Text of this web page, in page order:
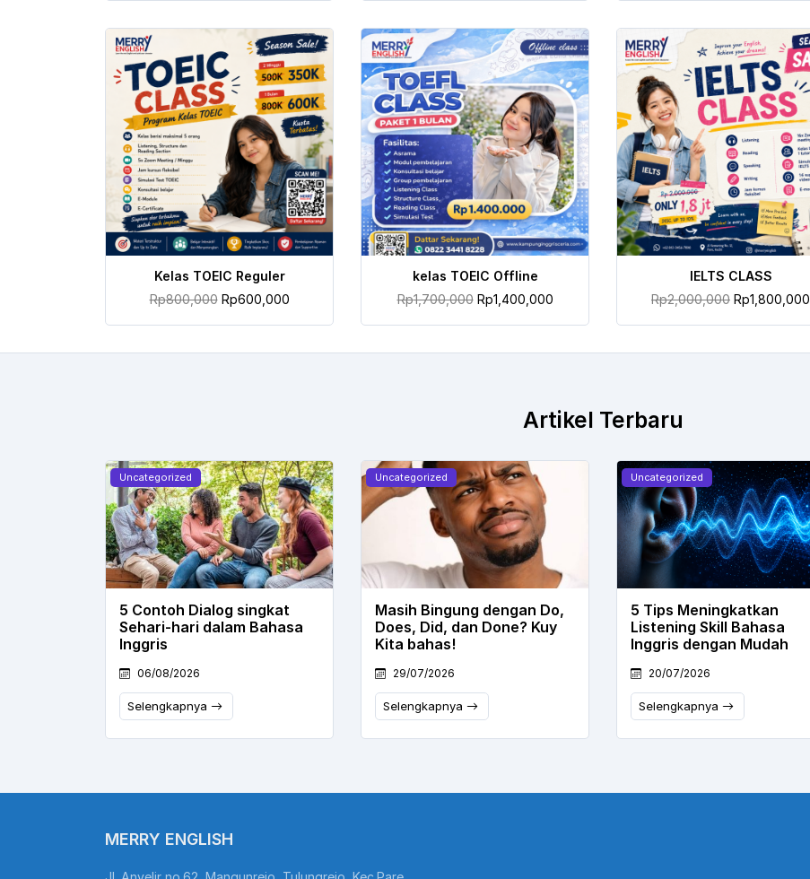
TAMBAH KE KERANJANG
Kelas TOEIC Reguler
Rp800,000 Rp600,000
TAMBAH KE KERANJANG
kelas TOEIC Offline
Rp1,700,000 Rp1,400,000
TAMBAH KE KERANJANG
IELTS CLASS
Rp2,000,000 Rp1,800,000
Artikel Terbaru
Uncategorized
5 Contoh Dialog singkat
Sehari-hari dalam Bahasa
Inggris
06/08/2026
Selengkapnya
Uncategorized
Masih Bingung dengan Do,
Does, Did, dan Done? Kuy
Kita bahas!
29/07/2026
Selengkapnya
Uncategorized
5 Tips Meningkatkan
Listening Skill Bahasa
Inggris dengan Mudah
20/07/2026
Selengkapnya
MERRY ENGLISH